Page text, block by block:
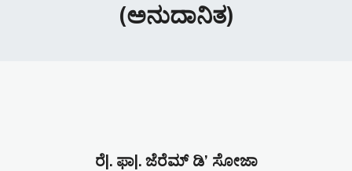
(ಅನುದಾನಿತ)
ರೆ|. ಫಾ|. ಜೆರೆಮ್ ಡಿ’ ಸೋಜಾ